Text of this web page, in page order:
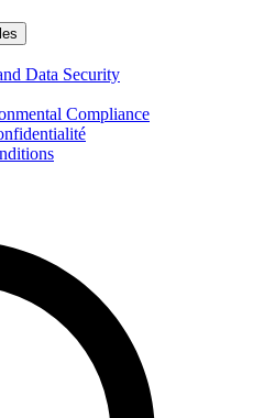
Data Security
Compliance